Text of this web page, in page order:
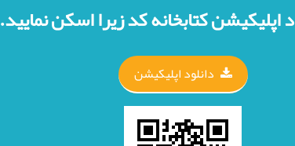
اپلیکیشن کتابخانه کد زیرا اسکن نمایید.